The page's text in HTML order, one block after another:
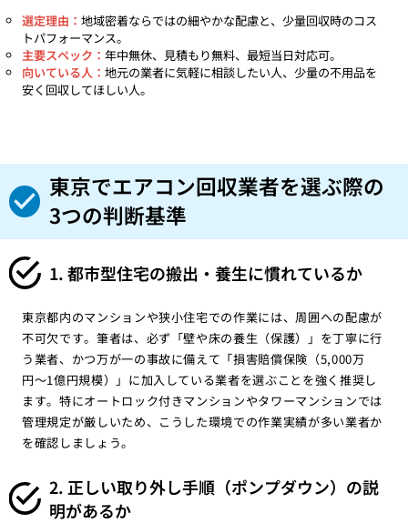
選定理由： 地域密着ならではの細やかな配慮と、少量回収時のコス
トパフォーマンス。
主要スペック： 年中無休、見積もり無料、最短当日対応可。
向いている人： 地元の業者に気軽に相談したい人、少量の不用品を
安く回収してほしい人。
東京でエアコン回収業者を選ぶ際の
3つの判断基準
1. 都市型住宅の搬出・養生に慣れているか
東京都内のマンションや狭小住宅での作業には、周囲への配慮が
不可欠です。筆者は、必ず「壁や床の養生（保護）」を丁寧に行
う業者、かつ万が一の事故に備えて「損害賠償保険（5,000万
円〜1億円規模）」に加入している業者を選ぶことを強く推奨し
ます。特にオートロック付きマンションやタワーマンションでは
管理規定が厳しいため、こうした環境での作業実績が多い業者か
を確認しましょう。
2. 正しい取り外し手順（ポンプダウン）の説
明があるか